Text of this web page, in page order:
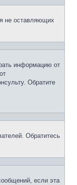
не оставляющих
информацию от
Обратите
Обратитесь
если эта